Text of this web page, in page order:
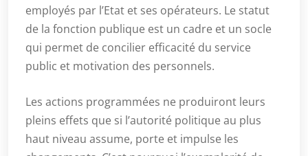
employés par l’Etat et ses opérateurs. Le statut
de la fonction publique est un cadre et un socle
qui permet de concilier efficacité du service
public et motivation des personnels.
Les actions programmées ne produiront leurs
pleins effets que si l’autorité politique au plus
haut niveau assume, porte et impulse les